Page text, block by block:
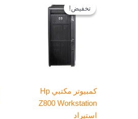
تخفيض!
تخفيض!
كمبيوتر مكتبي Hp
Z800 Workstation
استيراد
هو:
EGP 7.000,00.
الحالي
هو:
EGP 6.700,00.